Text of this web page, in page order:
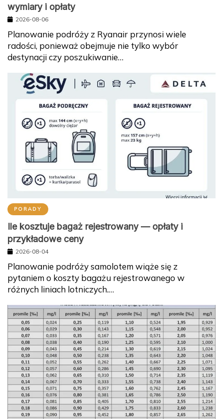
wymiary i opłaty
2026-08-06
Planowanie podróży z Ryanair przynosi wiele
radości, ponieważ obejmuje nie tylko wybór
destynacji czy poszukiwanie…
PORADY
Ile kosztuje bagaż rejestrowany — opłaty i
przykładowe ceny
2026-08-04
Planowanie podróży samolotem wiąże się z
pytaniem o koszty bagażu rejestrowanego w
różnych liniach lotniczych.…